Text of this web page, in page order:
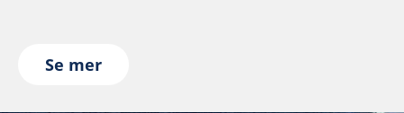
Se mer